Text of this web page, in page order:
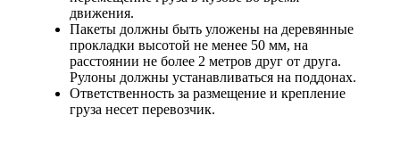
движения.
Пакеты должны быть уложены на деревянные
прокладки высотой не менее 50 мм, на
расстоянии не более 2 метров друг от друга.
Рулоны должны устанавливаться на поддонах.
Ответственность за размещение и крепление
груза несет перевозчик.